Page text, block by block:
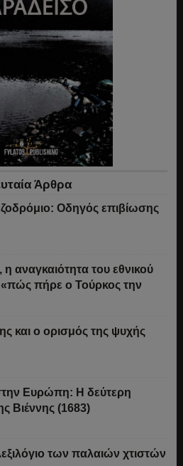
Άρθρα
Οδηγός επιβίωσης
η αναγκαιότητα του εθνικού
«πώς πήρε ο Τούρκος την
και ο ορισμός της ψυχής
Ευρώπη: Η δεύτερη
Βιέννης (1683)
των παλαιών χτιστών